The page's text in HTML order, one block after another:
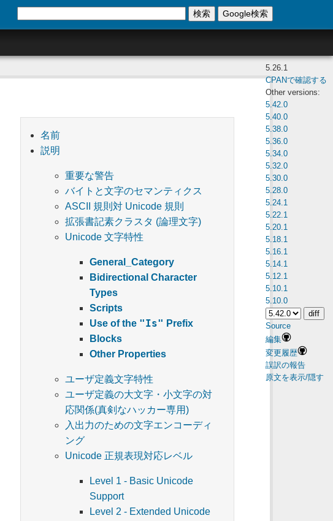
検索 Google検索
5.26.1
CPANで確認する
Other versions:
5.42.0
5.40.0
5.38.0
5.36.0
5.34.0
5.32.0
5.30.0
5.28.0
5.24.1
5.22.1
5.20.1
5.18.1
5.16.1
5.14.1
5.12.1
5.10.1
5.10.0
Source
編集
変更履歴
誤訳の報告
原文を表示/隠す
名前
説明
重要な警告
バイトと文字のセマンティクス
ASCII 規則対 Unicode 規則
拡張書記素クラスタ (論理文字)
Unicode 文字特性
General_Category
Bidirectional Character
Types
Scripts
Use of the "Is" Prefix
Blocks
Other Properties
ユーザ定義文字特性
ユーザ定義の大文字・小文字の対
応関係(真剣なハッカー専用)
入出力のための文字エンコーディ
ング
Unicode 正規表現対応レベル
Level 1 - Basic Unicode
Support
Level 2 - Extended Unicode